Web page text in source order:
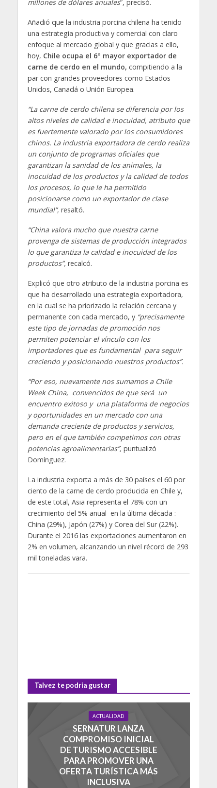
millones de dólares anuales”, precisó.
Añadió que la industria porcina chilena ha tenido
una estrategia productiva y comercial con claro
enfoque al mercado global y que gracias a ello,
hoy, Chile ocupa el 6° mayor exportador de
carne de cerdo en el mundo, compitiendo a la
par con grandes proveedores como Estados
Unidos, Canadá o Unión Europea.
“La carne de cerdo chilena se diferencia por los
altos niveles de calidad e inocuidad, atributo que
es fuertemente valorado por los consumidores
chinos. La industria exportadora de cerdo realiza
un conjunto de programas oficiales que
garantizan la sanidad de los animales, la
inocuidad de los productos y la calidad de todos
los procesos, lo que le ha permitido
posicionarse como un exportador de clase
mundial”, resaltó.
“China valora mucho que nuestra carne
provenga de sistemas de producción integrados
lo que garantiza la calidad e inocuidad de los
productos”, recalcó.
Explicó que otro atributo de la industria porcina es
que ha desarrollado una estrategia exportadora,
en la cual se ha priorizado la relación cercana y
permanente con cada mercado, y “precisamente
este tipo de jornadas de promoción nos
permiten potenciar el vínculo con los
importadores que es fundamental para seguir
creciendo y posicionando nuestros productos”.
“Por eso, nuevamente nos sumamos a Chile
Week China, convencidos de que será un
encuentro exitoso y una plataforma de negocios
y oportunidades en un mercado con una
demanda creciente de productos y servicios,
pero en el que también competimos con otras
potencias agroalimentarias”, puntualizó
Domínguez.
La industria exporta a más de 30 países el 60 por
ciento de la carne de cerdo producida en Chile y,
de este total, Asia representa el 78% con un
crecimiento del 5% anual en la última década :
China (29%), Japón (27%) y Corea del Sur (22%).
Durante el 2016 las exportaciones aumentaron en
2% en volumen, alcanzando un nivel récord de 293
mil toneladas vara.
Talvez te podria gustar
ACTUALIDAD
SERNATUR LANZA
COMPROMISO INICIAL
DE TURISMO ACCESIBLE
PARA PROMOVER UNA
OFERTA TURÍSTICA MÁS
INCLUSIVA